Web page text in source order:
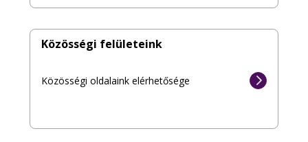
Közösségi felületeink
Közösségi oldalaink elérhetősége